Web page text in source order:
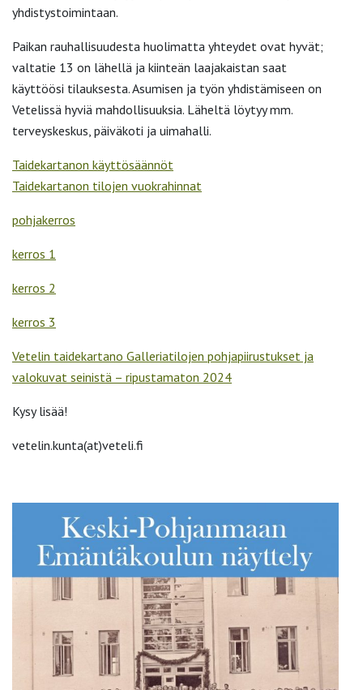
yhdistystoimintaan.
Paikan rauhallisuudesta huolimatta yhteydet ovat hyvät;
valtatie 13 on lähellä ja kiinteän laajakaistan saat
käyttöösi tilauksesta. Asumisen ja työn yhdistämiseen on
Vetelissä hyviä mahdollisuuksia. Läheltä löytyy mm.
terveyskeskus, päiväkoti ja uimahalli.
Taidekartanon käyttösäännöt
Taidekartanon tilojen vuokrahinnat
pohjakerros
kerros 1
kerros 2
kerros 3
Vetelin taidekartano Galleriatilojen pohjapiirustukset ja
valokuvat seinistä – ripustamaton 2024
Kysy lisää!
vetelin.kunta(at)veteli.fi